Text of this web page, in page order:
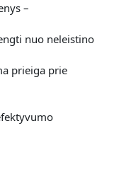
–
nuo neleistino
prieiga prie